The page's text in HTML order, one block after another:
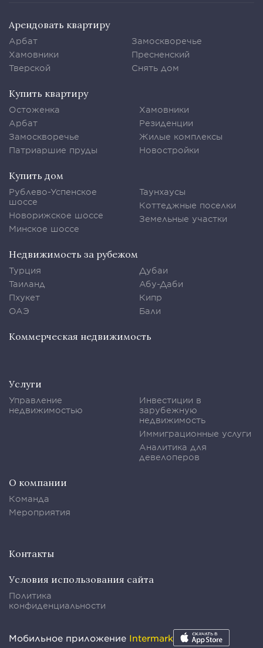
Арендовать квартиру
Арбат
Хамовники
Тверской
Замоскворечье
Пресненский
Снять дом
Купить квартиру
Остоженка
Арбат
Замоскворечье
Патриаршие пруды
Хамовники
Резиденции
Жилые комплексы
Новостройки
Купить дом
Рублево-Успенское
шоссе
Новорижское шоссе
Минское шоссе
Таунхаусы
Коттеджные поселки
Земельные участки
Недвижимость за рубежом
Турция
Таиланд
Пхукет
ОАЭ
Дубаи
Абу-Даби
Кипр
Бали
Коммерческая недвижимость
Услуги
Управление
недвижимостью
Инвестиции в
зарубежную
недвижимость
Иммиграционные услуги
Аналитика для
девелоперов
О компании
Команда
Мероприятия
Контакты
Условия использования сайта
Политика
конфиденциальности
Мобильное приложение Intermark